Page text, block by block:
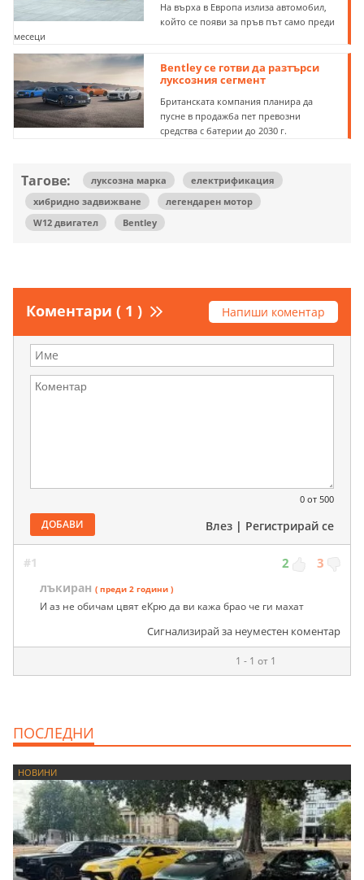
На върха в Европа излиза автомобил,
който се появи за пръв път само преди
месеци
Bentley се готви да разтърси
луксозния сегмент
Британската компания планира да
пусне в продажба пет превозни
средства с батерии до 2030 г.
Тагове: луксозна марка
електрификация
хибридно задвижване
легендарен мотор
W12 двигател
Bentley
Коментари ( 1 ) Напиши коментар
0 от 500
ДОБАВИ Влез | Регистрирай се
#1 2 3
лъкиран ( преди 2 години )
И аз не обичам цвят еКрю да ви кажа брао че ги махат
Сигнализирай за неуместен коментар
1 - 1 от 1
ПОСЛЕДНИ
НОВИНИ